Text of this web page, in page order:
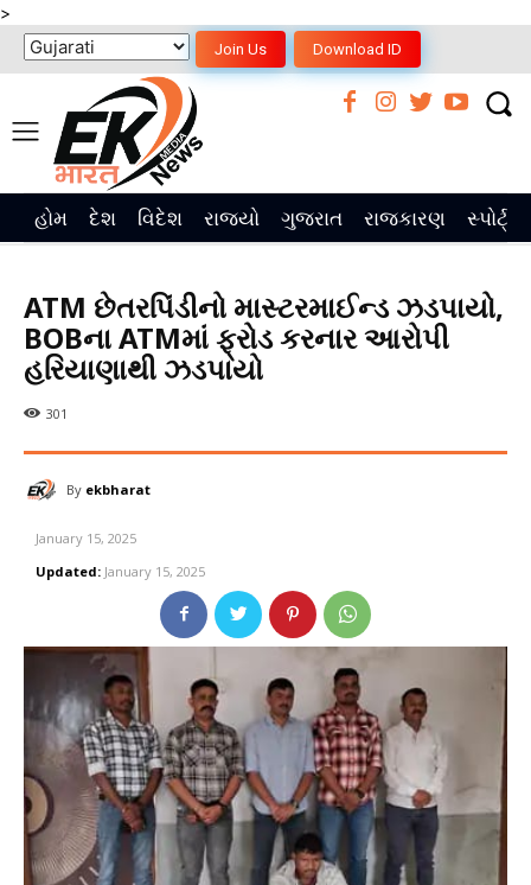
>
Join Us Download ID
હોમ દેશ વિદેશ રાજ્યો ગુજરાત રાજકારણ સ્પોર્ટ્સ
ATM છેતરપિંડીનો માસ્ટરમાઈન્ડ ઝડપાયો,
BOBના ATMમાં ફ્રોડ કરનાર આરોપી
હરિયાણાથી ઝડપાયો
301
By ekbharat
January 15, 2025
Updated: January 15, 2025